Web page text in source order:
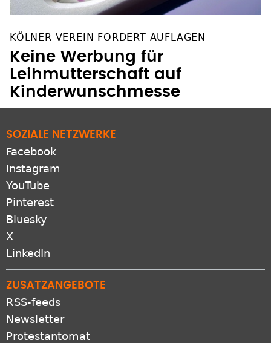
KÖLNER VEREIN FORDERT AUFLAGEN
Keine Werbung für
Leihmutterschaft auf
Kinderwunschmesse
SOZIALE NETZWERKE
Facebook
Instagram
YouTube
Pinterest
Bluesky
X
LinkedIn
ZUSATZANGEBOTE
RSS-feeds
Newsletter
Protestantomat